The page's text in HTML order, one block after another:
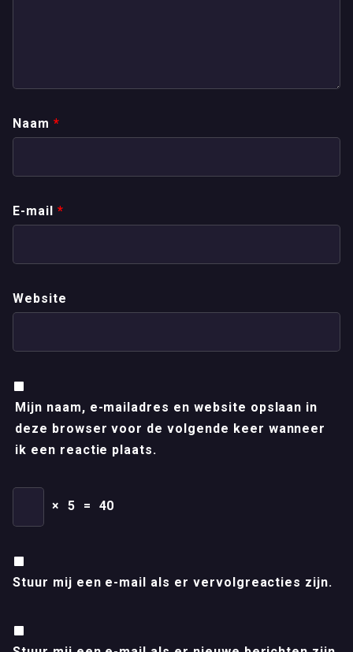
Naam *
E-mail *
Website
Mijn naam, e-mailadres en website opslaan in
deze browser voor de volgende keer wanneer
ik een reactie plaats.
× 5 = 40
Stuur mij een e-mail als er vervolgreacties zijn.